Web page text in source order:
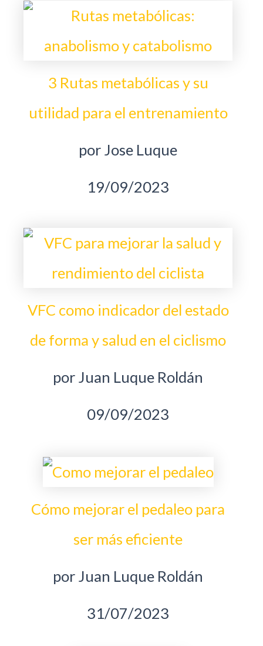
3 Rutas metabólicas y su
utilidad para el entrenamiento
por Jose Luque
19/09/2023
VFC como indicador del estado
de forma y salud en el ciclismo
por Juan Luque Roldán
09/09/2023
Cómo mejorar el pedaleo para
ser más eficiente
por Juan Luque Roldán
31/07/2023